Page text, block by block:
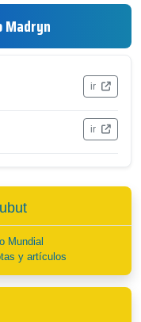
Madryn
ir
ir
Mundial
y artículos